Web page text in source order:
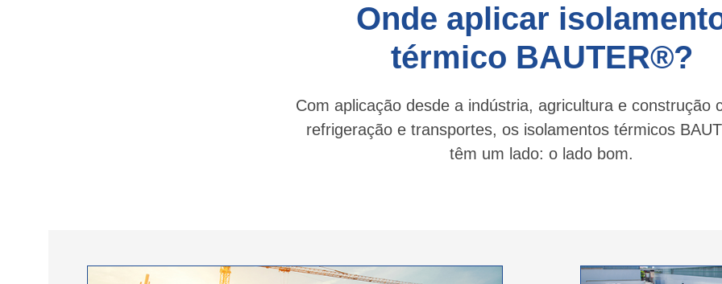
Onde aplicar
térmico BAUTER®?
Com aplicação desde a indústria, agricultura e construção
refrigeração e transportes, os isolamentos térmicos
têm um lado: o lado bom.